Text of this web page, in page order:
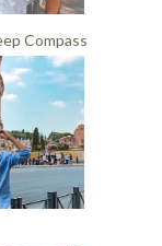
Compass